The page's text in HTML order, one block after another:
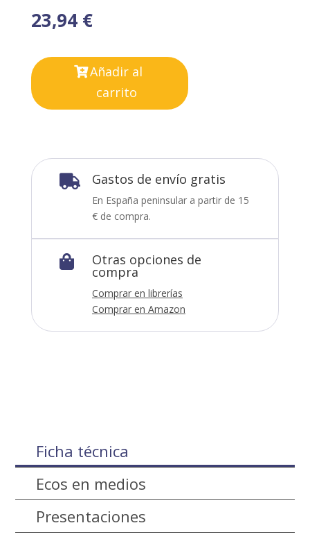
23,94 €
Añadir al
carrito
 Gastos de envío gratis
En España peninsular a partir de 15
€ de compra.
 Otras opciones de
compra
Comprar en librerías
Comprar en Amazon
Ficha técnica
Ecos en medios
Presentaciones